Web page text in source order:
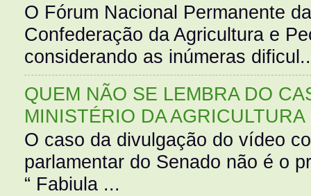
O Fórum Nacional Permanente
Confederação da Agricultura e
considerando as inúmeras
QUEM NÃO SE LEMBRA DO
MINISTÉRIO DA AGRICULTURA
O caso da divulgação do vídeo
parlamentar do Senado não é o
“ Fabiula ...